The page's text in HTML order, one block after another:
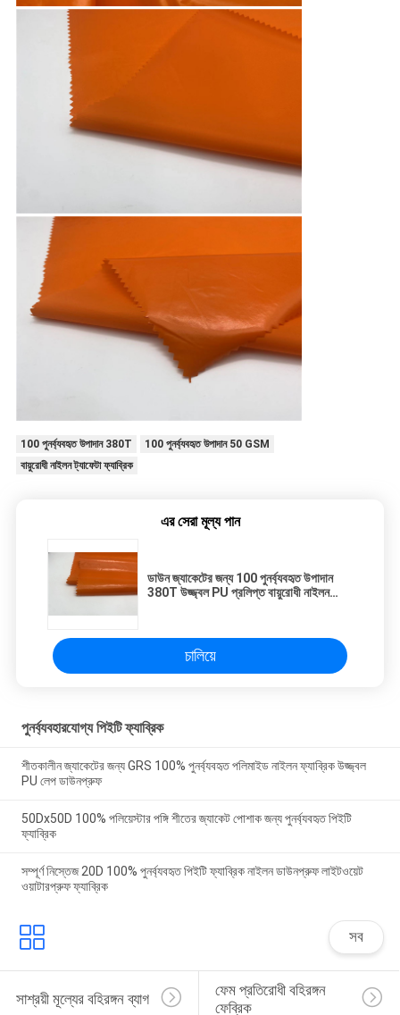
100 পুনর্ব্যবহৃত উপাদান 380T
100 পুনর্ব্যবহৃত উপাদান 50 GSM
বায়ুরোধী নাইলন ট্যাফেটা ফ্যাব্রিক
এর সেরা মূল্য পান
ডাউন জ্যাকেটের জন্য 100 পুনর্ব্যবহৃত উপাদান
380T উজ্জ্বল PU প্রলিপ্ত বায়ুরোধী নাইলন
চালিয়ে
পুনর্ব্যবহারযোগ্য পিইটি ফ্যাব্রিক
শীতকালীন জ্যাকেটের জন্য GRS 100% পুনর্ব্যবহৃত পলিমাইড নাইলন ফ্যাব্রিক উজ্জ্বল
PU লেপ ডাউনপ্রুফ
50Dx50D 100% পলিয়েস্টার পঙ্গি শীতের জ্যাকেট পোশাক জন্য পুনর্ব্যবহৃত পিইটি
ফ্যাব্রিক
সম্পূর্ণ নিস্তেজ 20D 100% পুনর্ব্যবহৃত পিইটি ফ্যাব্রিক নাইলন ডাউনপ্রুফ লাইটওয়েট
ওয়াটারপ্রুফ ফ্যাব্রিক
সব
সাশ্রয়ী মূল্যের বহিরঙ্গন ব্যাগ
ফেম প্রতিরোধী বহিরঙ্গন
ফেব্রিক